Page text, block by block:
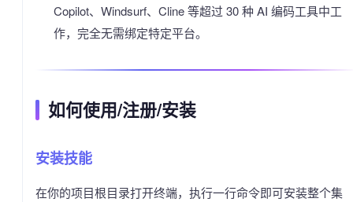
Copilot、Windsurf、Cline 等超过 30 种 AI 编码工具中工
作，完全无需绑定特定平台。
如何使用/注册/安装
安装技能
在你的项目根目录打开终端，执行一行命令即可安装整个集